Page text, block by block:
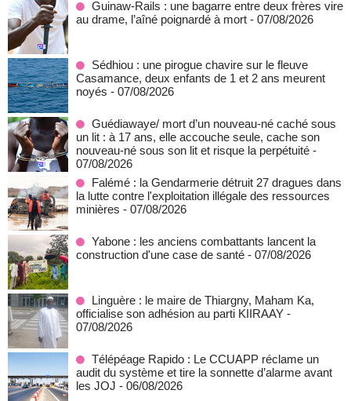
Guinaw-Rails : une bagarre entre deux frères vire
au drame, l’aîné poignardé à mort - 07/08/2026
Sédhiou : une pirogue chavire sur le fleuve
Casamance, deux enfants de 1 et 2 ans meurent
noyés - 07/08/2026
Guédiawaye/ mort d’un nouveau-né caché sous
un lit : à 17 ans, elle accouche seule, cache son
nouveau-né sous son lit et risque la perpétuité -
07/08/2026
Falémé : la Gendarmerie détruit 27 dragues dans
la lutte contre l'exploitation illégale des ressources
minières - 07/08/2026
Yabone : les anciens combattants lancent la
construction d'une case de santé - 07/08/2026
Linguère : le maire de Thiargny, Maham Ka,
officialise son adhésion au parti KIIRAAY -
07/08/2026
Télépéage Rapido : Le CCUAPP réclame un
audit du système et tire la sonnette d’alarme avant
les JOJ - 06/08/2026